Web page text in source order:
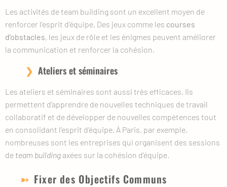
Les activités de team building sont un excellent moyen de
renforcer l’esprit d’équipe. Des jeux comme les courses
d’obstacles, les jeux de rôle et les énigmes peuvent améliorer
la communication et renforcer la cohésion.
Ateliers et séminaires
Les ateliers et séminaires sont aussi très efficaces. Ils
permettent d’apprendre de nouvelles techniques de travail
collaboratif et de développer de nouvelles compétences tout
en consolidant l’esprit d’équipe. À Paris, par exemple,
nombreuses sont les entreprises qui organisent des sessions
de team building axées sur la cohésion d’équipe.
Fixer des Objectifs Communs